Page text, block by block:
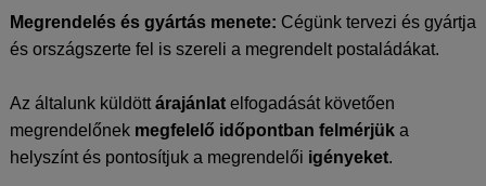
Megrendelés és gyártás menete: Cégünk tervezi és gyártja
és országszerte fel is szereli a megrendelt postaládákat.
Az általunk küldöttárajánlatelfogadását követően
megrendelőnek megfelelő időpontban felmérjüka
helyszínt és pontosítjuk a megrendelői igényeket.